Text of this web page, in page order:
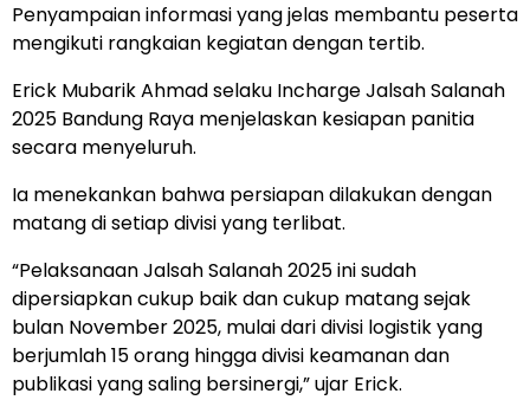
Penyampaian informasi yang jelas membantu peserta
mengikuti rangkaian kegiatan dengan tertib.
Erick Mubarik Ahmad selaku Incharge Jalsah Salanah
2025 Bandung Raya menjelaskan kesiapan panitia
secara menyeluruh.
Ia menekankan bahwa persiapan dilakukan dengan
matang di setiap divisi yang terlibat.
“Pelaksanaan Jalsah Salanah 2025 ini sudah
dipersiapkan cukup baik dan cukup matang sejak
bulan November 2025, mulai dari divisi logistik yang
berjumlah 15 orang hingga divisi keamanan dan
publikasi yang saling bersinergi,” ujar Erick.